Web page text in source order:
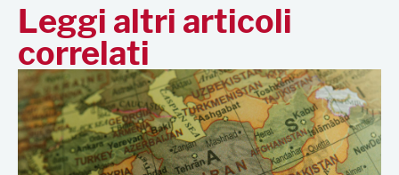
Leggi altri articoli
correlati